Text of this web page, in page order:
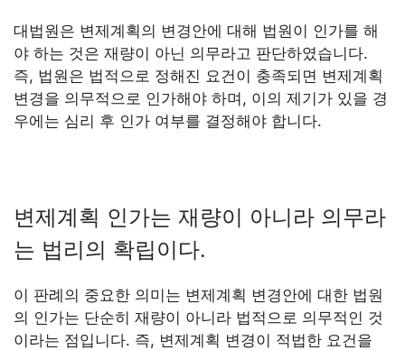
대법원은 변제계획의 변경안에 대해 법원이 인가를 해
야 하는 것은 재량이 아닌 의무라고 판단하였습니다.
즉, 법원은 법적으로 정해진 요건이 충족되면 변제계획
변경을 의무적으로 인가해야 하며, 이의 제기가 있을 경
우에는 심리 후 인가 여부를 결정해야 합니다.
변제계획 인가는 재량이 아니라 의무라
는 법리의 확립이다.
이 판례의 중요한 의미는 변제계획 변경안에 대한 법원
의 인가는 단순히 재량이 아니라 법적으로 의무적인 것
이라는 점입니다. 즉, 변제계획 변경이 적법한 요건을